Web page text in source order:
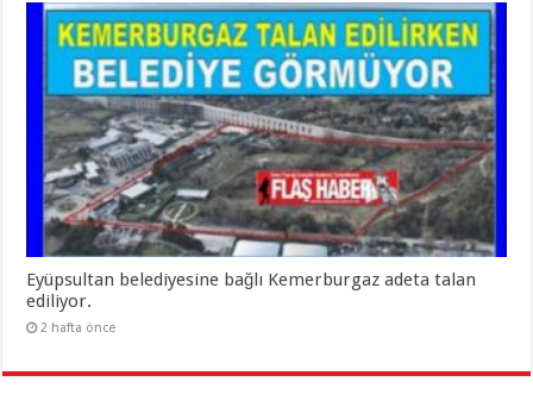
Eyüpsultan belediyesine bağlı Kemerburgaz adeta talan
ediliyor.
2 hafta önce